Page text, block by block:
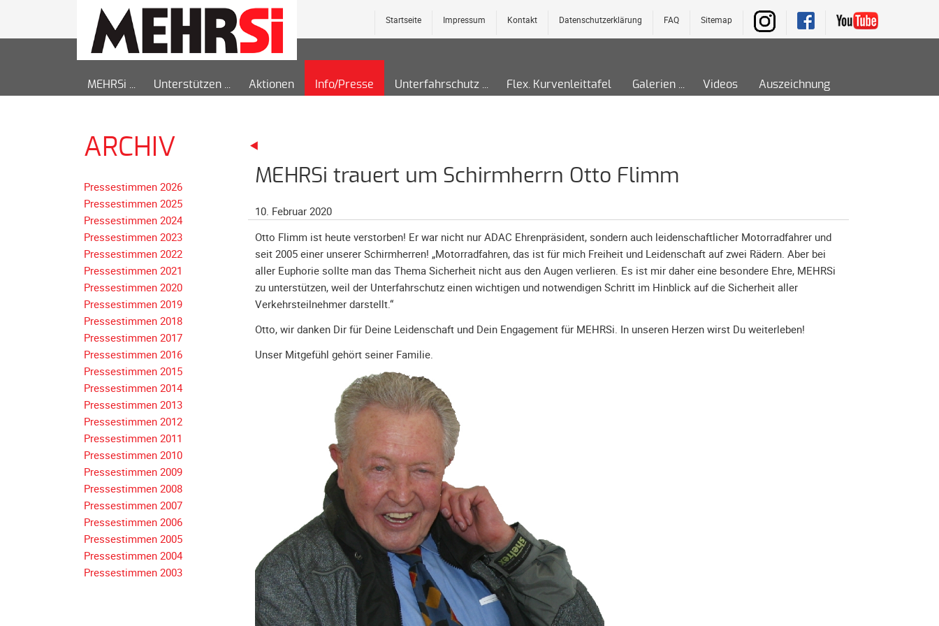
Sitemap
FAQ
Datenschutzerklärung
Kontakt
Impressum
Startseite
MEHRSi Unterstützen Aktionen Info/Presse Unterfahrschutz Flex. Kurvenleittafel Galerien Videos Auszeichnung
MEHRSi trauert um Schirmherrn Otto Flimm
10. Februar 2020
Otto Flimm ist heute verstorben! Er war nicht nur ADAC Ehrenpräsident, sondern auch leidenschaftlicher Motorradfahrer und
seit 2005 einer unserer Schirmherren! „Motorradfahren, das ist für mich Freiheit und Leidenschaft auf zwei Rädern. Aber bei
aller Euphorie sollte man das Thema Sicherheit nicht aus den Augen verlieren. Es ist mir daher eine besondere Ehre, MEHRSi
zu unterstützen, weil der Unterfahrschutz einen wichtigen und notwendigen Schritt im Hinblick auf die Sicherheit aller
Verkehrsteilnehmer darstellt.“
Otto, wir danken Dir für Deine Leidenschaft und Dein Engagement für MEHRSi. In unseren Herzen wirst Du weiterleben!
Unser Mitgefühl gehört seiner Familie.
ARCHIV
Pressestimmen 2026
Pressestimmen 2025
Pressestimmen 2024
Pressestimmen 2023
Pressestimmen 2022
Pressestimmen 2021
Pressestimmen 2020
Pressestimmen 2019
Pressestimmen 2018
Navigation
überspringen
Pressestimmen 2017
Pressestimmen 2016
Pressestimmen 2015
Pressestimmen 2014
Pressestimmen 2013
Pressestimmen 2012
Pressestimmen 2011
Pressestimmen 2010
Pressestimmen 2009
Pressestimmen 2008
Pressestimmen 2007
Pressestimmen 2006
Pressestimmen 2005
Pressestimmen 2004
Pressestimmen 2003